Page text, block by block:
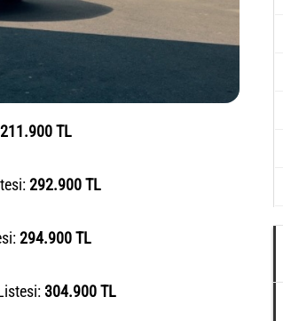
211.900 TL
292.900 TL
294.900 TL
304.900 TL